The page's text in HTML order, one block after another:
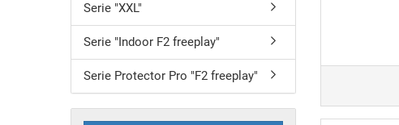
Serie "XXL"
Serie "Indoor F2 freeplay"
Serie Protector Pro "F2 freeplay"